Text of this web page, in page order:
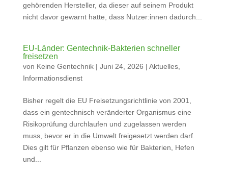
gehörenden Hersteller, da dieser auf seinem Produkt
nicht davor gewarnt hatte, dass Nutzer:innen dadurch...
EU-Länder: Gentechnik-Bakterien schneller
freisetzen
von Keine Gentechnik| Juni 24, 2026 | Aktuelles,
Informationsdienst
Bisher regelt die EU Freisetzungsrichtlinie von 2001,
dass ein gentechnisch veränderter Organismus eine
Risikoprüfung durchlaufen und zugelassen werden
muss, bevor er in die Umwelt freigesetzt werden darf.
Dies gilt für Pflanzen ebenso wie für Bakterien, Hefen
und...